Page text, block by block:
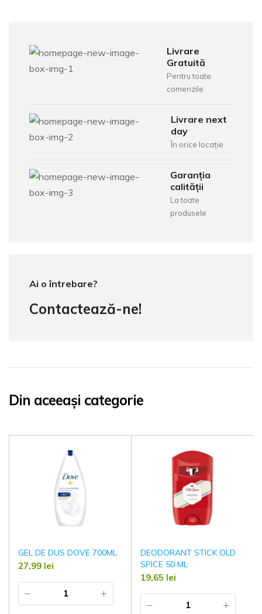
Livrare
Gratuită
Pentru toate
comenzile
Livrare next
day
În orice locație
Garanția
calității
La toate
produsele
Ai o întrebare?
Contactează-ne!
Din aceeași categorie
GEL DE DUS DOVE 700ML
27,99 lei
DEODORANT STICK OLD
SPICE 50 ML
19,65 lei